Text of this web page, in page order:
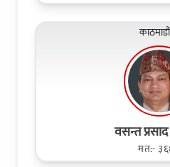
वसन्त
मत:-